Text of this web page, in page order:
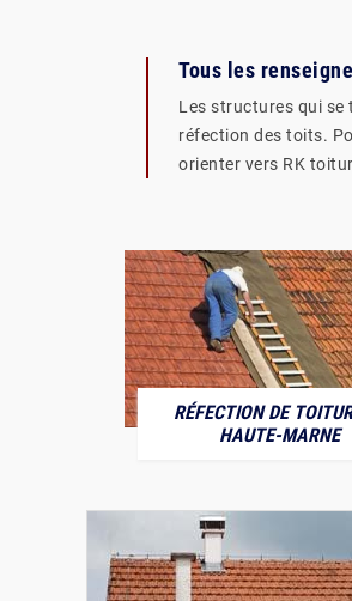
Tous les
Les structures qui se
réfection des toits.
orienter vers RK
RÉFECTION DE
HAUTE-MARNE